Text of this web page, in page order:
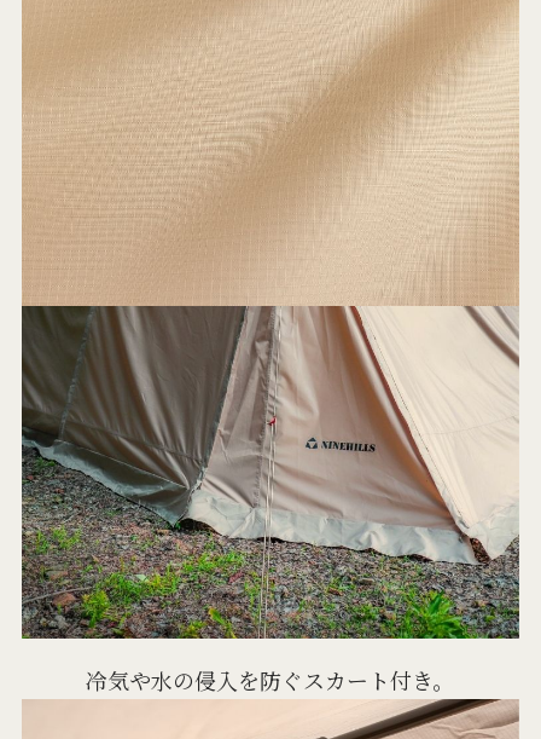
冷気や水の侵入を防ぐスカート付き。